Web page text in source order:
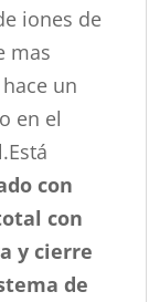
iones de
mas
un
en el
con
con
y cierre
de